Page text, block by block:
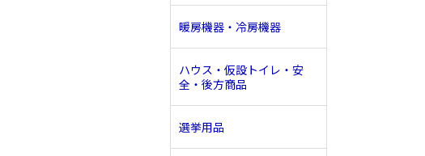
暖房機器・冷房機器
ハウス・仮設トイレ・安
全・後方商品
選挙用品